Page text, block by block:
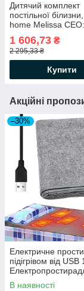
Дитячий комплект
постільної
home Melissa CEO:
Дитячий комплект
постільної білизни
"Мелісса" / Набір
постільної
1 606,73 ₴
2 295,33 ₴
Купити
Акційні
–30%
Електричне
підігрівом від
повербанка /
В наявності